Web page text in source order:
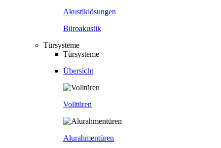
Akustiklösungen
Büroakustik
Türsysteme
Türsysteme
Übersicht
Volltüren
Alurahmentüren